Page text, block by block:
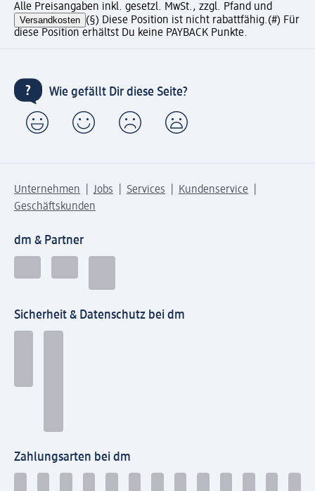
Alle Preisangaben inkl. gesetzl. MwSt., zzgl. Pfand und
Versandkosten (§) Diese Position ist nicht rabattfähig.(#) Für
diese Position erhältst Du keine PAYBACK Punkte.
Wie gefällt Dir diese Seite?
Unternehmen Jobs Services
Kundenservice
Geschäftskunden
dm & Partner
Sicherheit & Datenschutz bei dm
Zahlungsarten bei dm